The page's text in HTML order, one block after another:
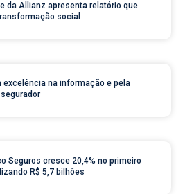
da Allianz apresenta relatório que
social
excelência na informação e pela
Seguros cresce 20,4% no primeiro
R$ 5,7 bilhões